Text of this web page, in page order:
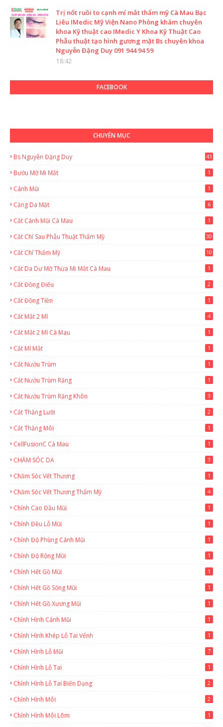
Trị nốt ruồi to cạnh mí mắt thẩm mỹ Cà Mau Bạc
Liêu IMedic Mỹ Viện Nano Phòng khám chuyên
khoa Kỹ thuật cao IMedic Y Khoa Kỹ Thuật Cao
Phẫu thuật tạo hình gương mặt Bs chuyên khoa
Nguyễn Đặng Duy 091 944 94 59
18:42
FACEBOOK
CHUYÊN MỤC
Bs Nguyễn Đặng Duy
43
Bướu Mỡ Mi Mắt 1
Cánh Mũi 1
Căng Da Mặt 6
Cắt Cánh Mũi Cà Mau 1
Cắt Chỉ Sau Phẫu Thuật Thẩm Mỹ 30
Cắt Chỉ Thẩm Mỹ 10
Cắt Da Dư Mỡ Thừa Mi Mắt Cà Mau 1
Cắt Đồng Điếu 2
Cắt Đồng Tiền 1
Cắt Mắt 2 Mí 4
Cắt Mắt 2 Mí Cà Mau 1
Cắt Mí Mắt 1
Cắt Nướu Trùm 1
Cắt Nướu Trùm Răng 1
Cắt Nướu Trùm Răng Khôn 3
Cắt Thắng Lưỡi 2
Cắt Thắng Môi 1
CellFusionC Cà Mau 1
CHĂM SÓC DA 3
Chăm Sóc Vết Thương 1
Chăm Sóc Vết Thương Thẩm Mỹ 4
Chỉnh Cao Đầu Mũi 1
Chỉnh Đều Lỗ Mũi 1
Chỉnh Độ Phùng Cánh Mũi 1
Chỉnh Độ Rộng Mũi 1
Chỉnh Hết Gồ Mũi 1
Chỉnh Hết Gồ Sống Mũi 1
Chỉnh Hết Gồ Xương Mũi 1
Chỉnh Hình Cánh Mũi 1
Chỉnh Hình Khép Lỗ Tai Vểnh 1
Chỉnh Hình Lỗ Mũi 7
Chỉnh Hình Lỗ Tai 1
Chỉnh Hình Lỗ Tai Biến Dạng 2
Chỉnh Hình Môi 2
Chỉnh Hình Môi Lõm 1